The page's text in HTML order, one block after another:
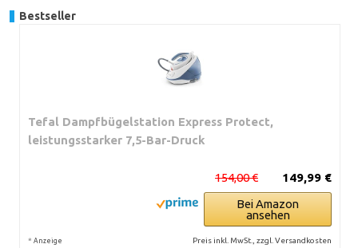
Bestseller
Tefal Dampfbügelstation Express Protect,
leistungsstarker 7,5-Bar-Druck
149,99 €
154,00 €
Bei Amazon
ansehen
* Anzeige Preis inkl. MwSt., zzgl. Versandkosten